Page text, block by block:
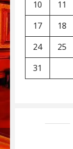
10
11
17
18
24
25
31